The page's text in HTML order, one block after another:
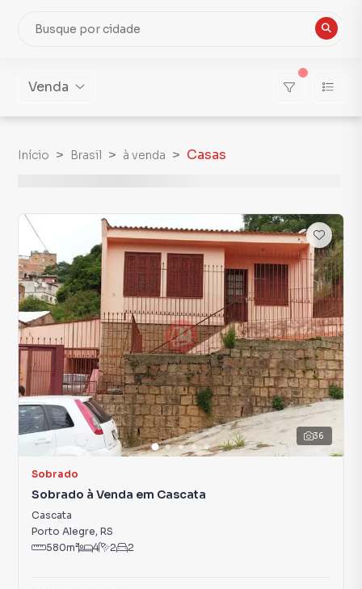
Venda
Início Brasil à venda Casas
36
Sobrado
Sobrado à Venda em Cascata
Cascata
Porto Alegre, RS
580m² 4 2 2